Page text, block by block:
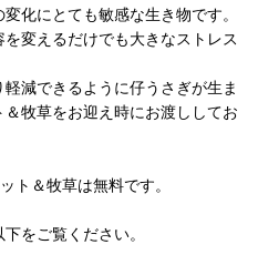
化にとても敏感な生き物です。
変えるだけでも大きなストレス
減できるように仔うさぎが生ま
牧草をお迎え時にお渡ししてお
ト＆牧草は無料です。
をご覧ください。